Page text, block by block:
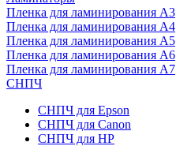
Пленка для ламинирования А3
Пленка для ламинирования А4
Пленка для ламинирования А5
Пленка для ламинирования А6
Пленка для ламинирования А7
СНПЧ
СНПЧ для Epson
СНПЧ для Canon
СНПЧ для HP